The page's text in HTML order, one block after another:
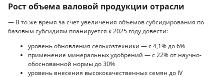
Рост объема валовой продукции отрасли
— В то же время за счет увеличения объемов субсидирования по
базовым субсидиям планируется к 2025 году довести:
уровень обновления сельхозтехники — с 4,1% до 6%
применение минеральных удобрений — с 22% от научно-
обоснованной нормы до 30%
уровень внесения высококачественных семян до IV